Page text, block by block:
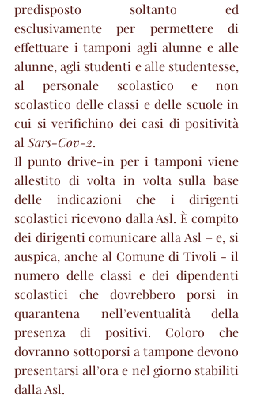
predisposto soltanto ed
esclusivamente per permettere di
effettuare i tamponi agli alunne e alle
alunne, agli studenti e alle studentesse,
al personale scolastico e non
scolastico delle classi e delle scuole in
cui si verifichino dei casi di positività
al Sars-Cov-2.
Il punto drive-in per i tamponi viene
allestito di volta in volta sulla base
delle indicazioni che i dirigenti
scolastici ricevono dalla Asl. È compito
dei dirigenti comunicare alla Asl – e, si
auspica, anche al Comune di Tivoli - il
numero delle classi e dei dipendenti
scolastici che dovrebbero porsi in
quarantena nell’eventualità della
presenza di positivi. Coloro che
dovranno sottoporsi a tampone devono
presentarsi all’ora e nel giorno stabiliti
dalla Asl.